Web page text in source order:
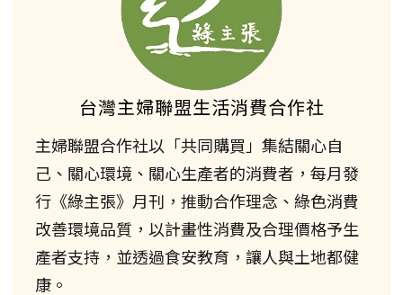
台灣主婦聯盟生活消費合作社
主婦聯盟合作社以「共同購買」集結關心自
己、關心環境、關心生產者的消費者，每月發
行《綠主張》月刊，推動合作理念、綠色消費
改善環境品質，以計畫性消費及合理價格予生
產者支持，並透過食安教育，讓人與土地都健
康。